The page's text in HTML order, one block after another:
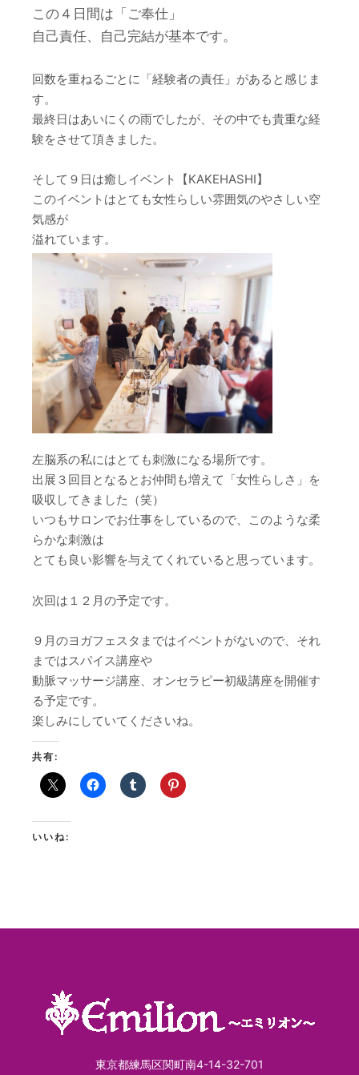
この４日間は「ご奉仕」
自己責任、自己完結が基本です。
回数を重ねるごとに「経験者の責任」があると感じま
す。
最終日はあいにくの雨でしたが、その中でも貴重な経
験をさせて頂きました。
そして９日は癒しイベント【KAKEHASHI】
このイベントはとても女性らしい雰囲気のやさしい空
気感が
溢れています。
左脳系の私にはとても刺激になる場所です。
出展３回目となるとお仲間も増えて「女性らしさ」を
吸収してきました（笑）
いつもサロンでお仕事をしているので、このような柔
らかな刺激は
とても良い影響を与えてくれていると思っています。
次回は１２月の予定です。
９月のヨガフェスタまではイベントがないので、それ
まではスパイス講座や
動脈マッサージ講座、オンセラピー初級講座を開催す
る予定です。
楽しみにしていてくださいね。
共有:
いいね:
東京都練馬区関町南4-14-32-701